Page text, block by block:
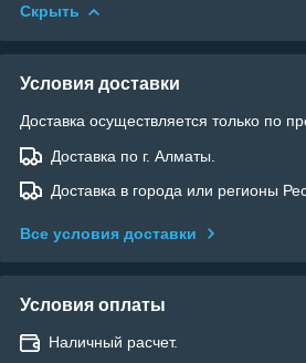
Скрыть
Условия доставки
Доставка осуществляется только по
Доставка по г. Алматы.
Доставка в города или регионы
Все условия доставки
Условия оплаты
Наличный расчет.